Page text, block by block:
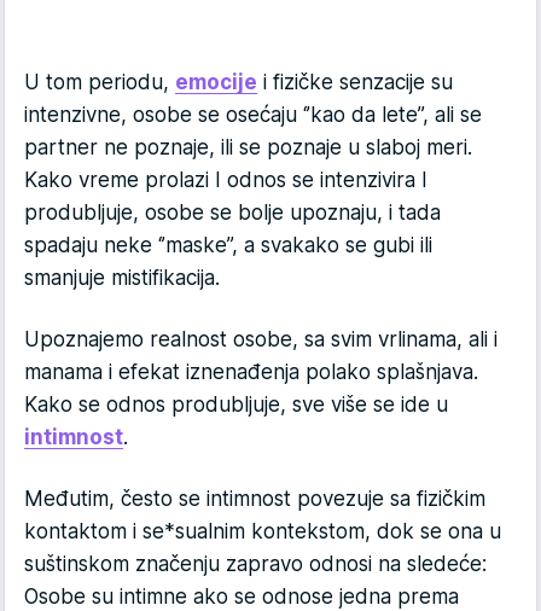
U tom periodu, emocije i fizičke senzacije su
intenzivne, osobe se osećaju ‘’kao da lete’’, ali se
partner ne poznaje, ili se poznaje u slaboj meri.
Kako vreme prolazi I odnos se intenzivira I
produbljuje, osobe se bolje upoznaju, i tada
spadaju neke ‘’maske’’, a svakako se gubi ili
smanjuje mistifikacija.
Upoznajemo realnost osobe, sa svim vrlinama, ali i
manama i efekat iznenađenja polako splašnjava.
Kako se odnos produbljuje, sve više se ide u
intimnost.
Međutim, često se intimnost povezuje sa fizičkim
kontaktom i se*sualnim kontekstom, dok se ona u
suštinskom značenju zapravo odnosi na sledeće:
Osobe su intimne ako se odnose jedna prema